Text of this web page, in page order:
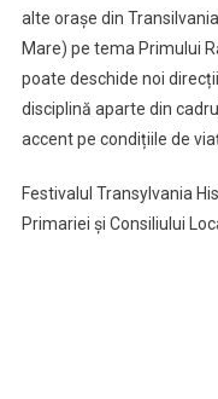
alte orașe din
Mare) pe tema Primului
poate deschide noi
disciplină aparte din
accent pe condițiile de
Festivalul Transylvania
Primariei și Consiliului